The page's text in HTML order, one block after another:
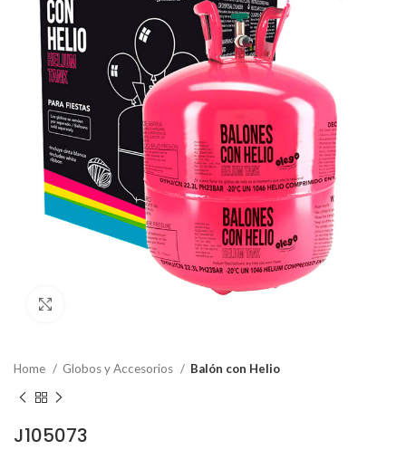
Home Globos y Accesorios Balón con Helio
J105073